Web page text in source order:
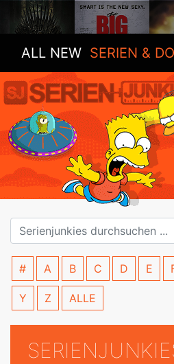
ALL NEW SERIEN &
# A B C D E
Y Z ALLE